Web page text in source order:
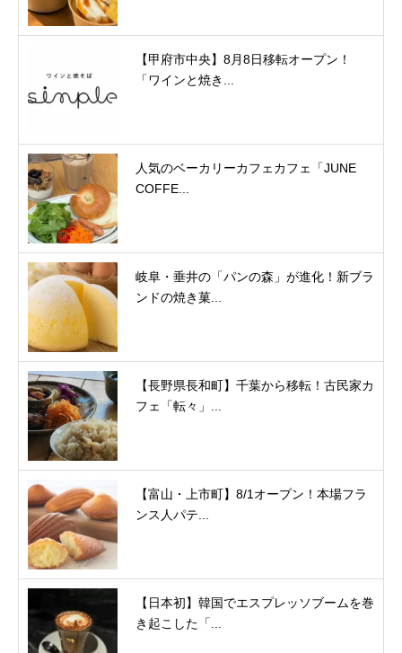
【甲府市中央】8月8日移転オープン！
「ワインと焼き...
人気のベーカリーカフェカフェ「JUNE
COFFE...
岐阜・垂井の「パンの森」が進化！新ブラ
ンドの焼き菓...
【長野県長和町】千葉から移転！古民家カ
フェ「転々」...
【富山・上市町】8/1オープン！本場フラ
ンス人パテ...
【日本初】韓国でエスプレッソブームを巻
き起こした「...